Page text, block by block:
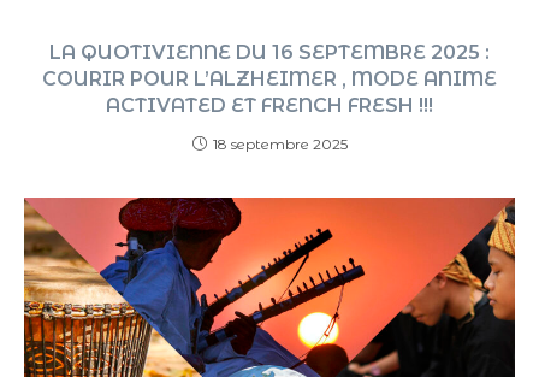
LA QUOTIVIENNE DU 16 SEPTEMBRE 2025 :
COURIR POUR L’ALZHEIMER , MODE ANIME
ACTIVATED ET FRENCH FRESH !!!
18 septembre 2025